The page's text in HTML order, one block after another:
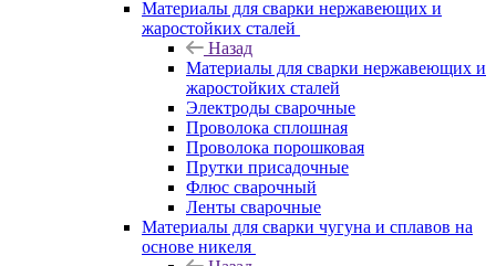
Материалы для сварки нержавеющих и
жаростойких сталей
Назад
Материалы для сварки нержавеющих и
жаростойких сталей
Электроды сварочные
Проволока сплошная
Проволока порошковая
Прутки присадочные
Флюс сварочный
Ленты сварочные
Материалы для сварки чугуна и сплавов на
основе никеля